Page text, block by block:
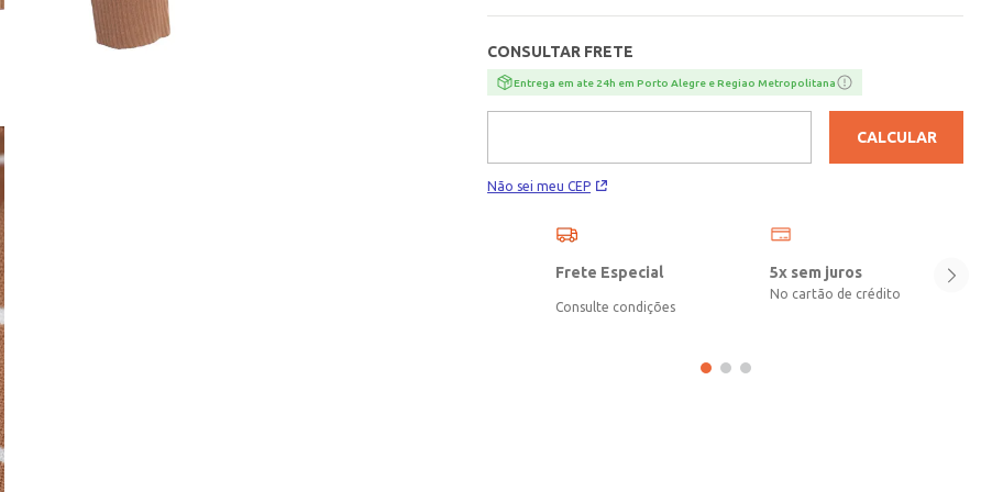
peça. Um casaco versátil para compor looks casuais!\n\nMaterial:
Tricot\nComposição: 50% viscose, 28% poliéster, 22% poliamida
CONSULTAR FRETE
Entrega em ate 24h em Porto Alegre e Regiao Metropolitana
Não sei meu CEP
CALCULAR
Frete Especial
Consulte condições
5x sem juros
No cartão de crédito